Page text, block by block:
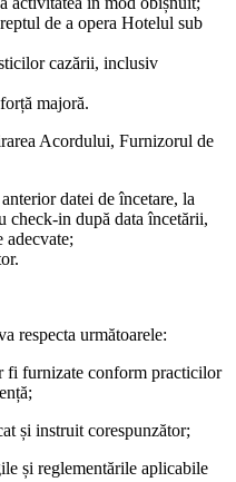
de a opera Hotelul sub
cazării, inclusiv
majoră.
Acordului, Furnizorul de
datei de încetare, la
check-in după data încetării,
adecvate;
respecta următoarele:
fi furnizate conform practicilor
și instruit corespunzător;
și reglementările aplicabile